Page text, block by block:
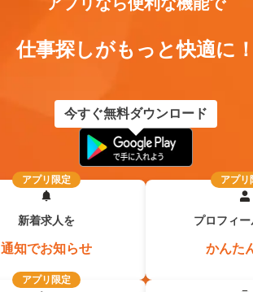
仕事探しがもっと快適に
今すぐ無料ダウンロード
アプリ限定
新着求人を
通知でお知らせ
アプリ
プロフィ
かんた
アプリ限定